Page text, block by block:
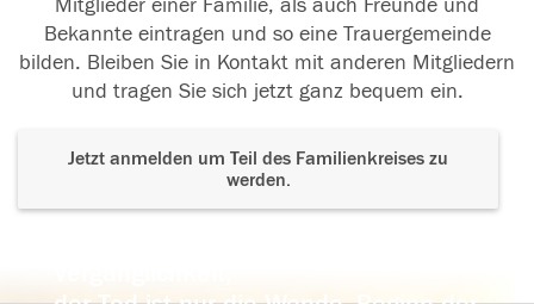
Mitglieder einer Familie, als auch Freunde und
Bekannte eintragen und so eine Trauergemeinde
bilden. Bleiben Sie in Kontakt mit anderen Mitgliedern
und tragen Sie sich jetzt ganz bequem ein.
Jetzt anmelden um Teil des Familienkreises zu
werden.